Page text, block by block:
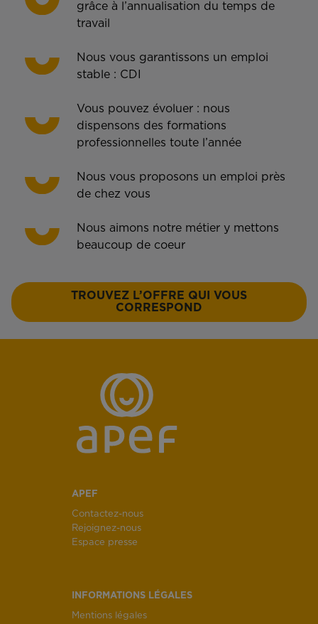
grâce à l’annualisation du temps de
travail
Nous vous garantissons un emploi
stable : CDI
Vous pouvez évoluer : nous
dispensons des formations
professionnelles toute l’année
Nous vous proposons un emploi près
de chez vous
Nous aimons notre métier y mettons
beaucoup de coeur
TROUVEZ L’OFFRE QUI VOUS
CORRESPOND
APEF
Contactez-nous
Rejoignez-nous
Espace presse
INFORMATIONS LÉGALES
Mentions légales